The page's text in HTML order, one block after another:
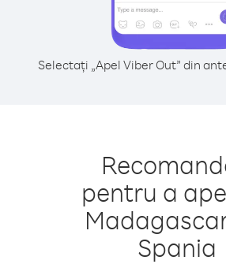
Selectați „Apel Viber Out” din
pentru a
Spania